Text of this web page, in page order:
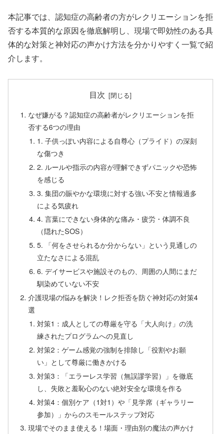
本記事では、認知症の高齢者の方がレクリエーションを拒
否する本質的な原因を徹底解明し、現場で即効性のある具
体的な対策と神対応の声かけ方法を分かりやすく一覧で紹
介します。
目次
なぜ嫌がる？認知症の高齢者がレクリエーションを拒
否する6つの理由
1. 子供っぽい内容による自尊心（プライド）の深刻
な傷つき
2. ルールや指示の内容が理解できずパニックや恐怖
を感じる
3. 集団の賑やかな環境に対する強い不安と情報過多
による気疲れ
4. 言葉にできない身体的な痛み・疲労・体調不良
（隠れたSOS）
5. 「何をさせられるか分からない」という見通しの
立たなさによる混乱
6. デイサービスや施設そのもの、周囲の人間にまだ
馴染めていない不安
介護現場の悩みを解決！レク拒否を防ぐ神対応の対策4
選
対策1：成人としての尊厳を守る「大人向け」の洗
練されたプログラムへの見直し
対策2：ゲーム感覚の強制を排除し「役割やお願
い」として尊厳に働きかける
対策3：「エラーレス学習（無誤謬学習）」を徹底
し、失敗と羞恥心のない絶対安全な環境を作る
対策4：個別ケア（1対1）や「見学席（ギャラリー
参加）」からのスモールステップ対応
現場でそのまま使える！場面・理由別の魔法の声かけ